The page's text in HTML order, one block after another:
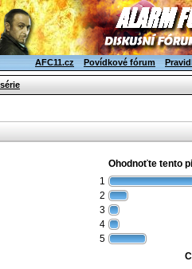
AFC11.cz Povídkové fórum
Ohodnoťte tento
1
2
3
4
5